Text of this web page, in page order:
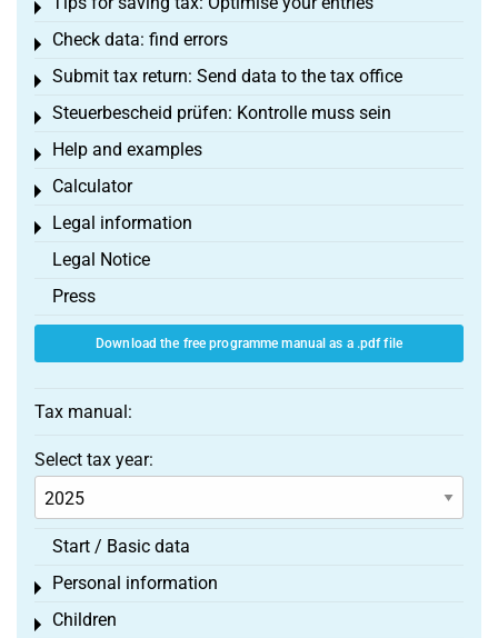
Toggle menu
Check data: find errors
Toggle menu
Submit tax return: Send data to the tax office
Toggle menu
Steuerbescheid prüfen: Kontrolle muss sein
Toggle menu
Help and examples
Toggle menu
Calculator
Toggle menu
Legal information
Toggle menu
Legal Notice
Press
Download the free programme manual as a .pdf file
Tax manual:
Select tax year:
Start / Basic data
Personal information
Toggle menu
Children
Toggle menu